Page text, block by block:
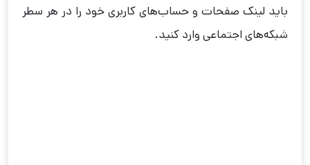
باید لینک صفحات و حساب‌های کاربری خود را در هر سطر
شبکه‌های اجتماعی وارد کنید.